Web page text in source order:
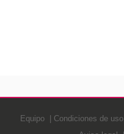
Equipo Condiciones de uso